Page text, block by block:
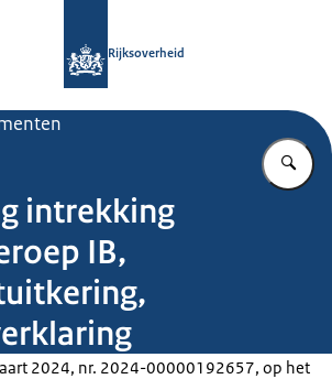
Rijksoverheid
intrekking
IB,
2024, nr. 2024-00000192657, op het